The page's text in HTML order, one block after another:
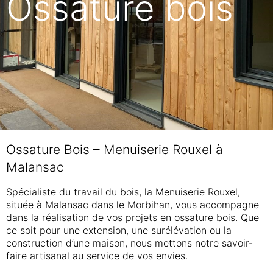
Ossature Bois – Menuiserie Rouxel à
Malansac
Spécialiste du travail du bois, la Menuiserie Rouxel,
située à Malansac dans le Morbihan, vous accompagne
dans la réalisation de vos projets en ossature bois. Que
ce soit pour une extension, une surélévation ou la
construction d’une maison, nous mettons notre savoir-
faire artisanal au service de vos envies.